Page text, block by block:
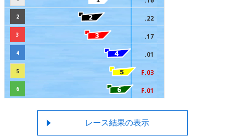
2 .22
3 .17
4 .01
5 F.03
6 F.01
レース結果の表示